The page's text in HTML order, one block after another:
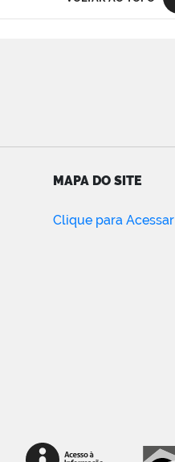
MAPA DO SITE
Clique para Acessar